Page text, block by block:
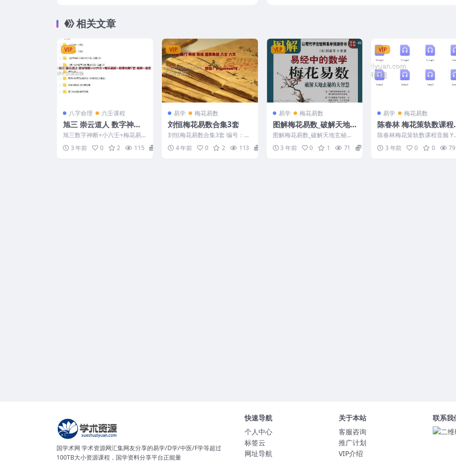
相关文章
VIP
八字命理 六壬课程
旭三 崇云道人 数字神断
+小六壬+梅花易数+调理
化解7套 视频+语音
旭三数字神断+小六壬+梅花易
数+调理化解7套视频+语音。注
意，真正完整的视频只有...
3 年前 0 2 115
VIP
易学 梅花易数
刘恒梅花易数合集3套
刘恒梅花易数合集3套 编号：12
4 年前 0 2 113
VIP
易学 梅花易数
图解梅花易数_破解天地
玄秘的大智慧_汤行易1
图解梅花易数_破解天地玄秘的
大智慧_汤行易 240103
3 年前 0 1 71
VIP
易学 梅花易数
陈春林 梅花策轨数课程
频12集
陈春林梅花策轨数课程音频
08-91 陈春林梅花策轨数录音
集，梅花策轨...
3 年前 0 0 79
国学术网 学术资源网汇集网友分享的易学/D学/中医/F学等超过
100TB大小资源课程，国学资料分享平台正能量
快速导航
个人中心
标签云
网址导航
关于本站
客服咨询
推广计划
VIP介绍
联系我